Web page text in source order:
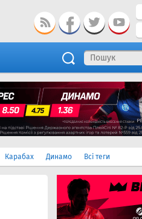
Карабах Динамо Всі теги